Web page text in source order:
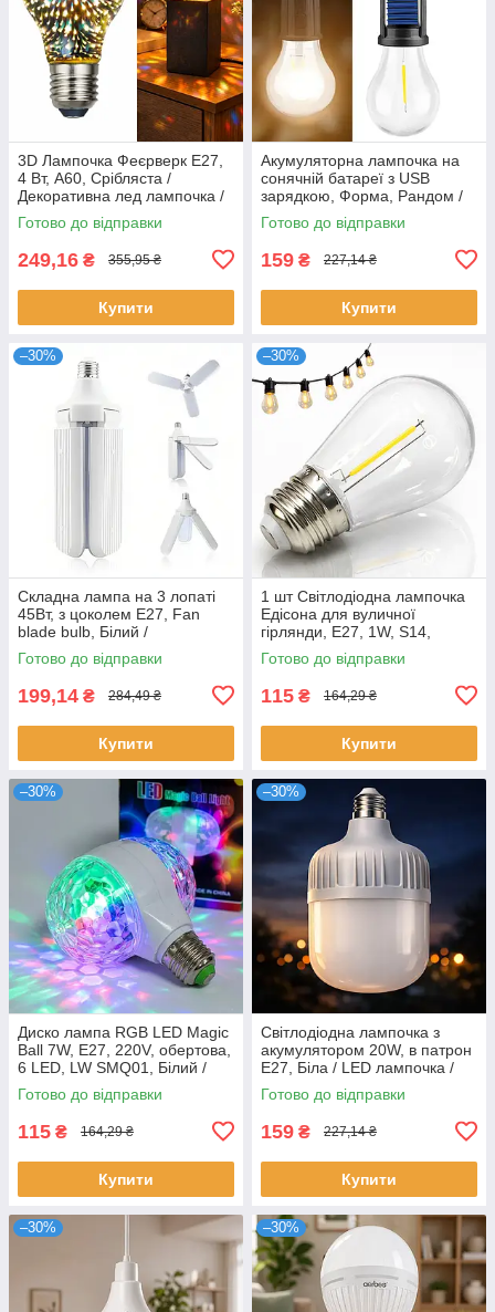
3D Лампочка Феєрверк Е27,
4 Вт, A60, Срібляста /
Декоративна лед лампочка /
Світлодіодна лампа в патрон
Готово до відправки
249,16 ₴ 355,95 ₴
Купити
Акумуляторна лампочка на
сонячній батареї з USB
зарядкою, Форма, Рандом /
Підвісна лампочка для
кемпінгу
Готово до відправки
159 ₴ 227,14 ₴
Купити
–30%
Складна лампа на 3 лопаті
45Вт, з цоколем E27, Fan
blade bulb, Білий /
Світлодіодна лампочка / Led
лампа
Готово до відправки
199,14 ₴ 284,49 ₴
Купити
–30%
1 шт Світлодіодна лампочка
Едісона для вуличної
гірлянди, E27, 1W, S14,
2700K, 80Lm, Прозорий /
Лампа для гірлянди
Готово до відправки
115 ₴ 164,29 ₴
Купити
–30%
Диско лампа RGB LED Magic
Ball 7W, E27, 220V, обертова,
6 LED, LW SMQ01, Білий /
Диско куля, лампа RGB для
вечірки, свята
Готово до відправки
115 ₴ 164,29 ₴
Купити
–30%
Світлодіодна лампочка з
акумулятором 20W, в патрон
Е27, Біла / LED лампочка /
Аварійне освітлення /
Автономна лампа
Готово до відправки
159 ₴ 227,14 ₴
Купити
–30% –30%